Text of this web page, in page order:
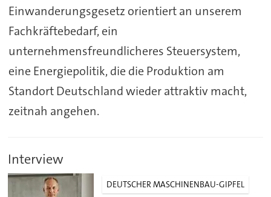
Einwanderungsgesetz orientiert an unserem
Fachkräftebedarf, ein
unternehmensfreundlicheres Steuersystem,
eine Energiepolitik, die die Produktion am
Standort Deutschland wieder attraktiv macht,
zeitnah angehen.
Interview
DEUTSCHER MASCHINENBAU-GIPFEL